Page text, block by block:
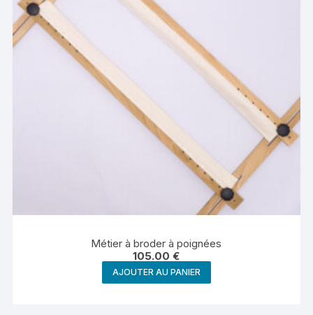
Métier à broder à poignées
105.00€
AJOUTER AU PANIER